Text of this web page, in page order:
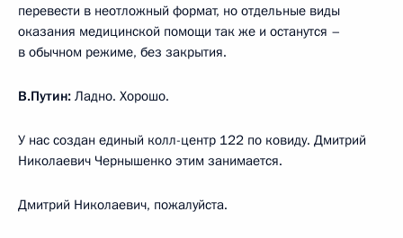
перевести в неотложный формат, но отдельные виды
оказания медицинской помощи так же и останутся –
в обычном режиме, без закрытия.
В.Путин: Ладно. Хорошо.
У нас создан единый колл-центр 122 по ковиду. Дмитрий
Николаевич Чернышенко этим занимается.
Дмитрий Николаевич, пожалуйста.